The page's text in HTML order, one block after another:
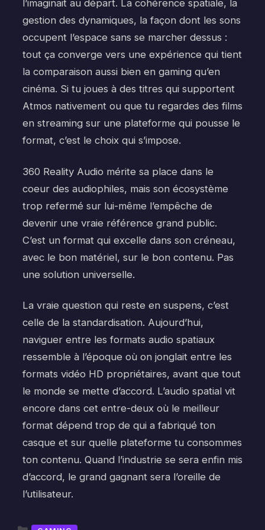
l’imaginait au départ. La cohérence spatiale, la
gestion des dynamiques, la façon dont les sons
occupent l’espace sans se marcher dessus :
tout ça converge vers une expérience qui tient
la comparaison aussi bien en gaming qu’en
cinéma. Si tu joues à des titres qui supportent
Atmos nativement ou que tu regardes des films
en streaming sur une plateforme qui pousse le
format, c’est le choix qui s’impose.
360 Reality Audio mérite sa place dans le
coeur des audiophiles, mais son écosystème
trop refermé sur lui-même l’empêche de
devenir une vraie référence grand public.
C’est un format qui excelle dans son créneau,
avec le bon matériel, sur le bon contenu. Pas
une solution universelle.
La vraie question qui reste en suspens, c’est
celle de la standardisation. Aujourd’hui,
naviguer entre les formats audio spatiaux
ressemble à l’époque où on jonglait entre les
formats vidéo HD propriétaires, avant que tout
le monde se mette d’accord. L’audio spatial vit
encore dans cet entre-deux où le meilleur
format dépend trop de qui a fabriqué ton
casque et sur quelle plateforme tu consommes
ton contenu. Quand l’industrie se sera enfin mis
d’accord, le grand gagnant sera l’oreille de
l’utilisateur.